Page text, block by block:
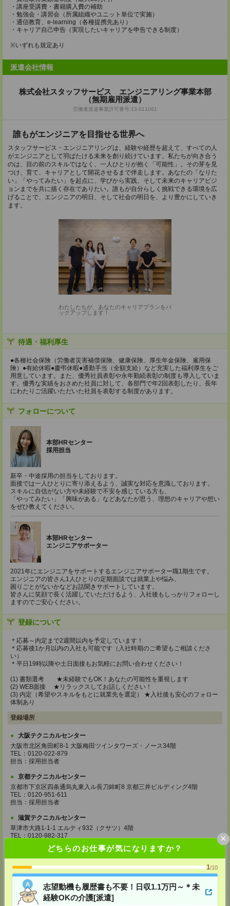
どちらのお仕事が気になりますか？
1/10
志望動機も履歴書も不要！日収1.1万円～＊未
経験OKの介護[派遣]
×
・講座受講費・書籍購入費の補助
・勉強会・講習会（所属組織やユニット単位で実施）
・通信教育、e-learning（各種提携先あり）
・キャリア自己申告（実現したいキャリアを申告できる制度）
※いずれも規定あり
派遣会社情報
株式会社スタッフサービス エンジニアリング事業本部
（無期雇用派遣）
労働者派遣事業許可番号:13-011061
誰もがエンジニアを目指せる世界へ
スタッフサービス・エンジニアリングは、経験や経歴を超えて、すべての人
がエンジニアとして羽ばたける未来を創り続けています。私たちが向き合う
のは、目の前のスキルではなく、一人ひとりが抱く「可能性」。その芽を見
つけ、育て、キャリアとして開花させるまで伴走します。あなたの「なりた
い」「やってみたい」を起点に、学びから実践、そして未来のキャリアビジ
ョンまでを共に描く存在でありたい。誰もが自分らしく挑戦できる環境を広
げることで、エンジニアの明日、そして社会の明日を、より豊かにしていき
ます。
わたしたちが、あなたのキャリアプランをバ
ックアップします！
待遇・福利厚生
●各種社会保険（労働者災害補償保険、健康保険、厚生年金保険、雇用保
険）●有給休暇●慶弔休暇●通勤手当（全額支給）など充実した福利厚生をご
用意しています。また、優秀社員表彰や永年勤続表彰の制度も導入していま
す。優秀な実績をおさめた社員に対して、各部門で年2回表彰したり、長年
にわたりご活躍いただいた社員を表彰する制度があります。
フォローについて
本部HRセンター
採用担当
新卒・中途採用の担当をしております。
面接では一人ひとりに寄り添えるよう、誠実な対応を意識しております。
スキルに自信がない方や未経験で不安を感じている方も、
「やってみたい」「興味がある」などあなたが思う、理想のキャリアや想い
をぜひ教えてください。
本部HRセンター
エンジニアサポーター
2021年にエンジニアをサポートするエンジニアサポーター職1期生です。
エンジニアの皆さん1人ひとりの定期面談では就業上や悩み、
困りごとがないかなどお話聞きサポートしています。
皆さんに笑顔で長く活躍していただけるよう、入社後もしっかりフォローし
ますのでご安心ください。
登録について
＊応募～内定まで2週間以内を予定しています！
＊応募後1か月以内の入社も可能です（入社時期のご希望もご相談くださ
い）
＊平日19時以降や土日面接もお気軽にお問い合わせください！
(1) 書類選考 ★未経験でもOK！あなたの可能性を重視します
(2) WEB面接 ★リラックスしてお話しください！
(3) 内定（希望やスキルをもとに就業先を選定） ★入社後も安心のフォロー
体制あり
登録場所
大阪テクニカルセンター
大阪市北区角田町8-1 大阪梅田ツインタワーズ・ノース34階
TEL：0120-022-879
担当：採用担当者
京都テクニカルセンター
京都市下京区四条通烏丸東入ル長刀鉾町8 京都三井ビルディング4階
TEL：0120-951-611
担当：採用担当者
滋賀テクニカルセンター
草津市大路1-1-1 エルティ932（クサツ）4階
TEL：0120-982-317
担当：採用担当者
奈良テクニカルセンター
奈良市東向中町28 奈良近鉄ビル6階
TEL：0120-951-612
担当：採用担当者
神戸テクニカルセンター